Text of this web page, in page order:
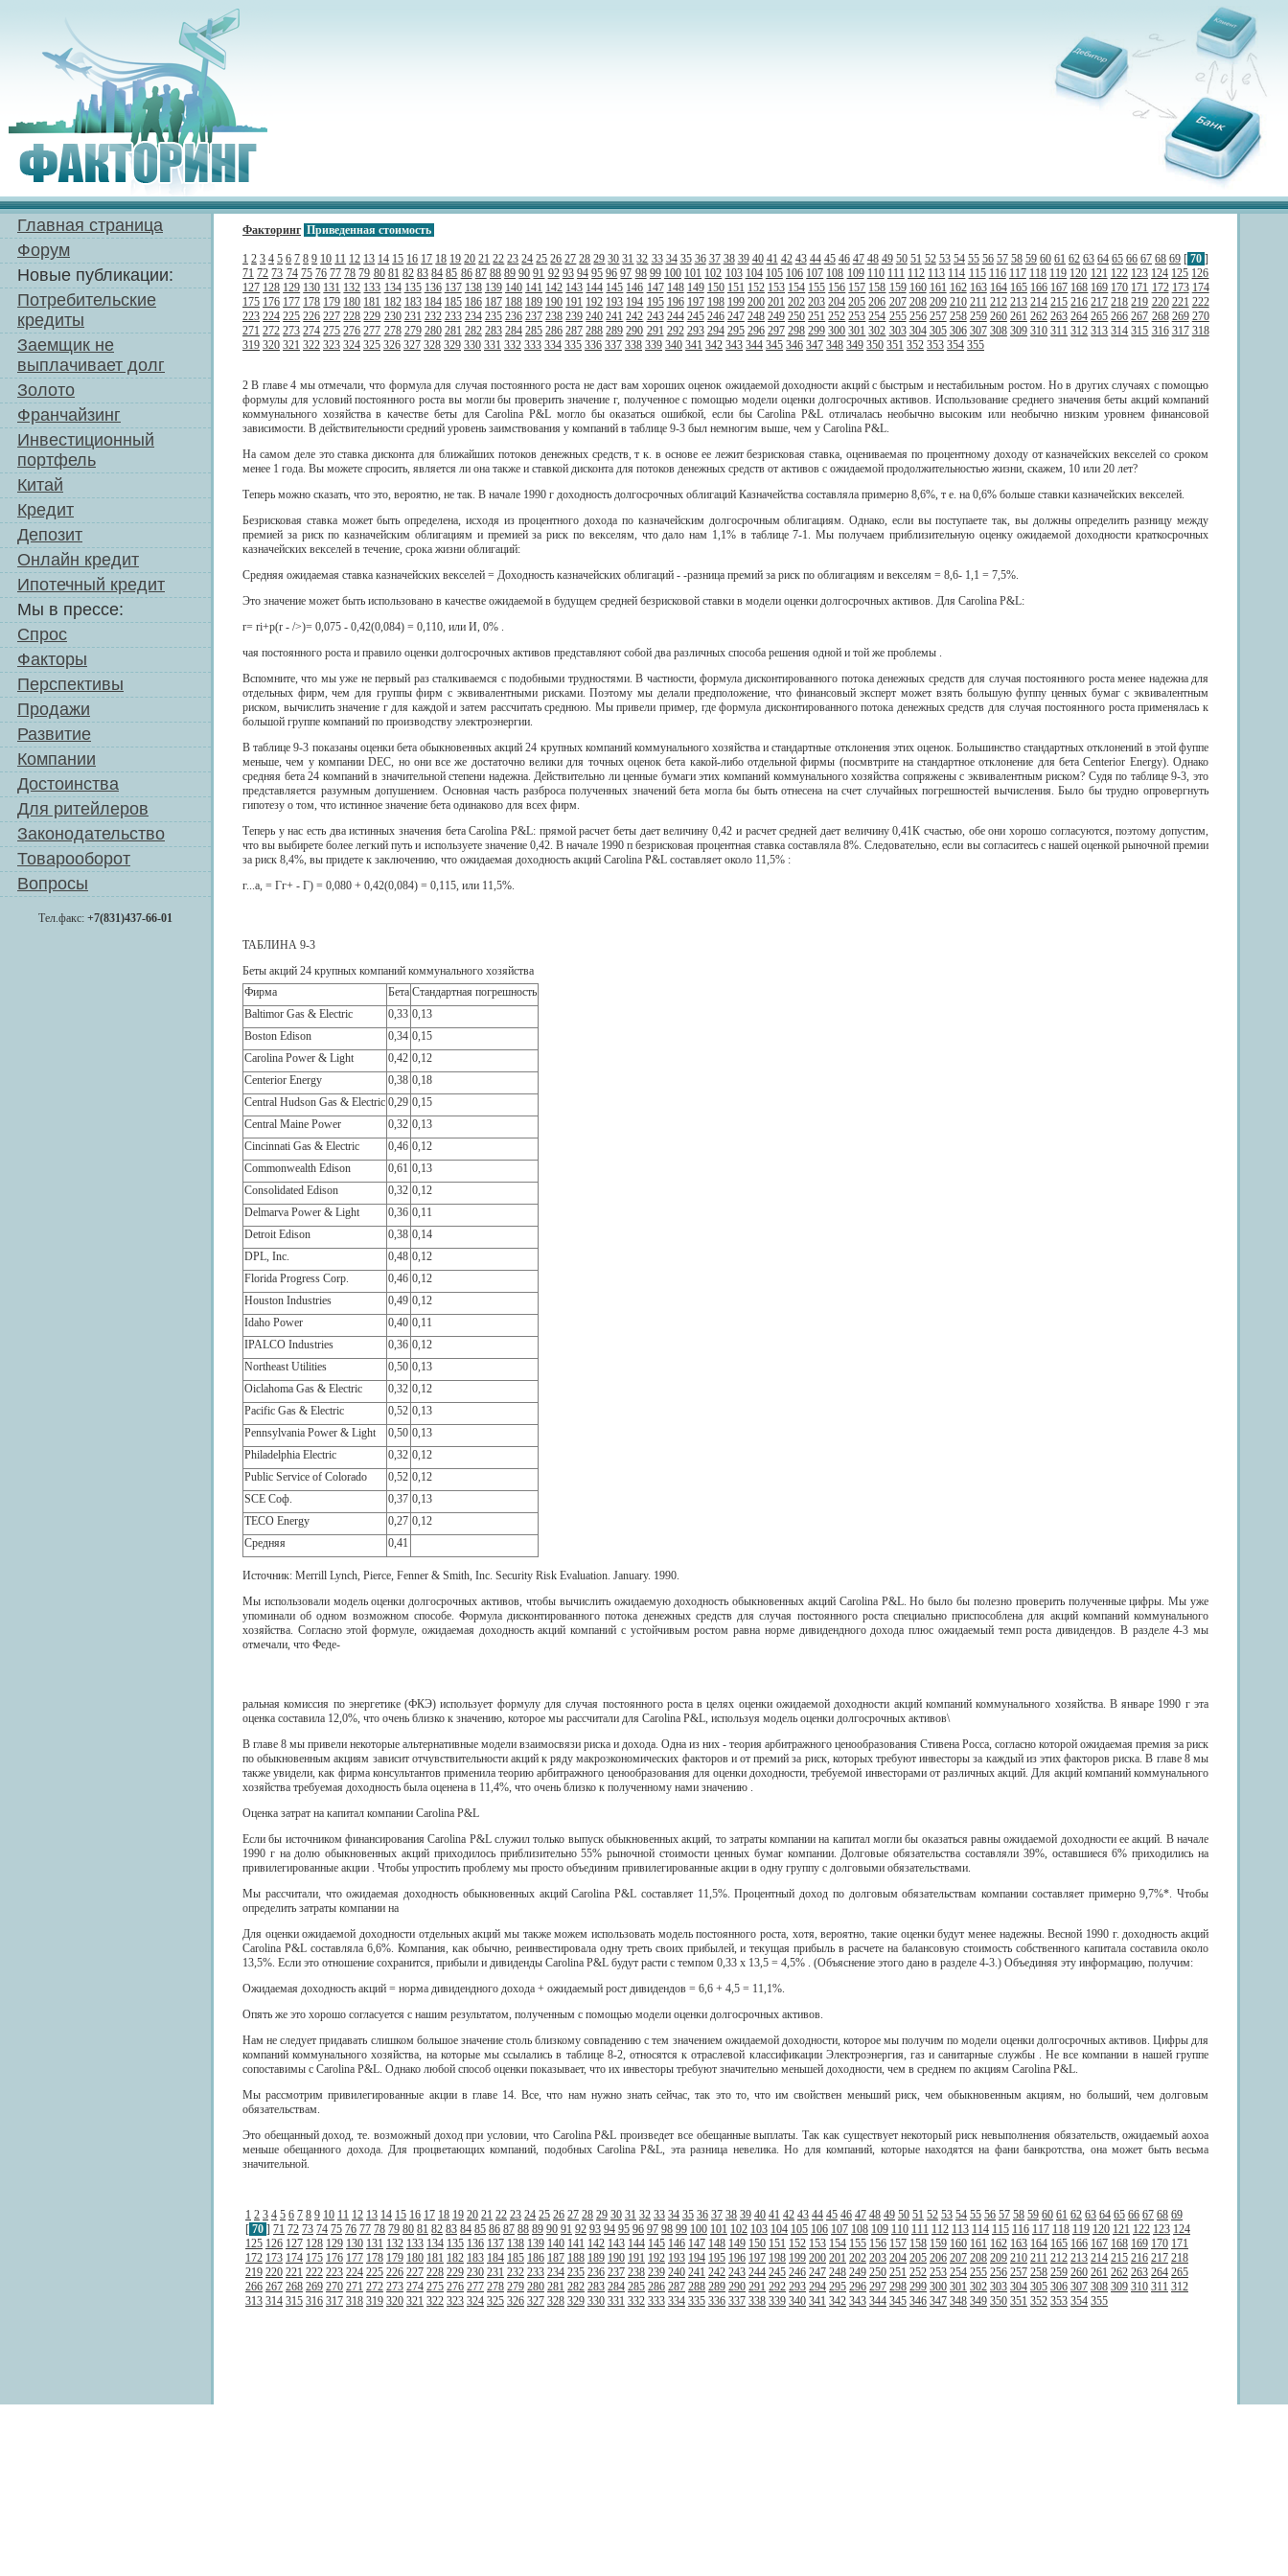
Главная страница
Форум
Новые публикации:
Потребительские
кредиты
Заемщик не
выплачивает долг
Золото
Франчайзинг
Инвестиционный
портфель
Китай
Кредит
Депозит
Онлайн кредит
Ипотечный кредит
Мы в прессе:
Спрос
Факторы
Перспективы
Продажи
Развитие
Компании
Достоинства
Для ритейлеров
Законодательство
Товарооборот
Вопросы
Тел.факс: +7(831)437-66-01
Факторинг Приведенная стоимость
1 2 3 4 5 6 7 8 9 10 11 12 13 14 15 16 17 18 19 20 21 22 23 24 25 26 27 28 29 30 31 32 33 34 35 36 37 38 39 40 41 42 43 44 45 46 47 48 49 50 51 52 53 54 55 56 57 58 59 60 61 62 63 64 65 66 67 68 69 [ 70 ]
71 72 73 74 75 76 77 78 79 80 81 82 83 84 85 86 87 88 89 90 91 92 93 94 95 96 97 98 99 100 101 102 103 104 105 106 107 108 109 110 111 112 113 114 115 116 117 118 119 120 121 122 123 124 125 126
127 128 129 130 131 132 133 134 135 136 137 138 139 140 141 142 143 144 145 146 147 148 149 150 151 152 153 154 155 156 157 158 159 160 161 162 163 164 165 166 167 168 169 170 171 172 173 174
175 176 177 178 179 180 181 182 183 184 185 186 187 188 189 190 191 192 193 194 195 196 197 198 199 200 201 202 203 204 205 206 207 208 209 210 211 212 213 214 215 216 217 218 219 220 221 222
223 224 225 226 227 228 229 230 231 232 233 234 235 236 237 238 239 240 241 242 243 244 245 246 247 248 249 250 251 252 253 254 255 256 257 258 259 260 261 262 263 264 265 266 267 268 269 270
271 272 273 274 275 276 277 278 279 280 281 282 283 284 285 286 287 288 289 290 291 292 293 294 295 296 297 298 299 300 301 302 303 304 305 306 307 308 309 310 311 312 313 314 315 316 317 318
319 320 321 322 323 324 325 326 327 328 329 330 331 332 333 334 335 336 337 338 339 340 341 342 343 344 345 346 347 348 349 350 351 352 353 354 355
2 В главе 4 мы отмечали, что формула для случая постоянного роста не даст вам хороших оценок ожидаемой доходности акций с быстрым и нестабильным ростом. Но в других случаях с помощью
формулы для условий постоянного роста вы могли бы проверить значение г, полученное с помощью модели оценки долгосрочных активов. Использование среднего значения беты акций компаний
коммунального хозяйства в качестве беты для Carolina P&L могло бы оказаться ошибкой, если бы Carolina P&L отличалась необычно высоким или необычно низким уровнем финансовой
зависимости. В действительности средний уровень заимствования у компаний в таблице 9-3 был немногим выше, чем у Carolina P&L.
На самом деле это ставка дисконта для ближайших потоков денежных средств, т к. в основе ее лежит безрисковая ставка, оцениваемая по процентному доходу от казначейских векселей со сроком
менее 1 года. Вы можете спросить, является ли она также и ставкой дисконта для потоков денежных средств от активов с ожидаемой продолжительностью жизни, скажем, 10 или 20 лет?
Теперь можно сказать, что это, вероятно, не так. В начале 1990 г доходность долгосрочных облигаций Казначейства составляла примерно 8,6%, т е. на 0,6% больше ставки казначейских векселей.
Безрисковая ставка может быть определена, исходя из процентного дохода по казначейским долгосрочным облигациям. Однако, если вы поступаете так, вы должны определить разницу между
премией за риск по казначейским облигациям и премией за риск по векселям, что дало нам 1,1% в таблице 7-1. Мы получаем приблизительную оценку ожидаемой доходности краткосрочных
казначейских векселей в течение, срока жизни облигаций:
Средняя ожидаемая ставка казначейских векселей = Доходность казначейских облигаций - -разница премий за риск по облигациям и векселям = 8,6- 1,1 = 7,5%.
Это значение может быть использовано в качестве ожидаемой в будущем средней безрисковой ставки в модели оценки долгосрочных активов. Для Carolina P&L:
r= ri+p(r - />)= 0,075 - 0,42(0,084) = 0,110, или И, 0% .
чая постоянного роста и правило оценки долгосрочных активов представляют собой два различных способа решения одной и той же проблемы .
Вспомните, что мы уже не первый раз сталкиваемся с подобными трудностями. В частности, формула дисконтированного потока денежных средств для случая постоянного роста менее надежна для
отдельных фирм, чем для группы фирм с эквивалентными рисками. Поэтому мы делали предположение, что финансовый эксперт может взять большую фуппу ценных бумаг с эквивалентным
риском, вычислить значение г для каждой и затем рассчитать среднюю. Мы привели пример, где формула дисконтированного потока денежных средств для случая постоянного роста применялась к
большой группе компаний по производству электроэнергии.
В таблице 9-3 показаны оценки бета обыкновенных акций 24 крупных компаний коммунального хозяйства и стандартные отклонения этих оценок. Большинство стандартных отклонений в этой фуппе
меньше, чем у компании DEC, но они все же достаточно велики для точных оценок бета какой-либо отдельной фирмы (посмвтрите на стандартное отклонение для бета Centerior Energy). Однако
средняя бета 24 компаний в значительной степени надежна. Действительно ли ценные бумаги этих компаний коммунального хозяйства сопряжены с эквивалентным риском? Судя по таблице 9-3, это
представляется разумным допушением. Основная часть разброса полученных значений бета могла бы быть отнесена на счет случайных погрешностей вычисления. Было бы трудно опровергнуть
гипотезу о том, что истинное значение бета одинаково для всех фирм.
Теперь у нас есть два истинных значения бета Carolina P&L: прямой расчет беты дает величину 0,42 и расчет средней дает величину 0,41К счастью, обе они хорошо согласуются, поэтому допустим,
что вы выбирете более легкий путь и используете значение 0,42. В начале 1990 п безрисковая процентная ставка составляла 8%. Следовательно, если вы согласитесь с нашей оценкой рыночной премии
за риск 8,4%, вы придете к заключению, что ожидаемая доходность акций Carolina P&L составляет около 11,5% :
г...а, = Гг+ - Г) = 0,080 + 0,42(0,084) = 0,115, или 11,5%.
ТАБЛИНА 9-3
Беты акций 24 крупных компаний коммунального хозяйства
Фирма
Бета Стандартная погрешность
Baltimor Gas & Electric
0,33 0,13
Boston Edison
0,34 0,15
Carolina Power & Light
0,42 0,12
Centerior Energy
0,38 0,18
Central Hudson Gas & Electric 0,29 0,15
Central Maine Power
0,32 0,13
Cincinnati Gas & Electric
0,46 0,12
Commonwealth Edison
0,61 0,13
Consolidated Edison
0,32 0,12
Delmarva Power & Light
0,36 0,11
Detroit Edison
0,38 0,14
DPL, Inc.
0,48 0,12
Florida Progress Corp.
0,46 0,12
Houston Industries
0,49 0,12
Idaho Power
0,40 0,11
IPALCO Industries
0,36 0,12
Northeast Utilities
0,50 0,13
Oiclahoma Gas & Electric
0,32 0,12
Pacific Gas & Electric
0,52 0,13
Pennsylvania Power & Light
0,50 0,13
Philadelphia Electric
0,32 0,12
Public Service of Colorado
0,52 0,12
SCE Соф.
0,37 0,13
TECO Energy
0,27 0,12
Средняя
0,41
Источник: Merrill Lynch, Pierce, Fenner & Smith, Inc. Security Risk Evaluation. January. 1990.
Мы использовали модель оценки долгосрочных активов, чтобы вычислить ожидаемую доходность обыкновенных акций Carolina P&L. Но было бы полезно проверить полученные цифры. Мы уже
упоминали об одном возможном способе. Формула дисконтированного потока денежных средств для случая постоянного роста специально приспособлена для акций компаний коммунального
хозяйства. Согласно этой формуле, ожидаемая доходность акций компаний с устойчивым ростом равна норме дивидендного дохода плюс ожидаемый темп роста дивидендов. В разделе 4-3 мы
отмечали, что Феде-
ральная комиссия по энергетике (ФКЭ) использует формулу для случая постоянного роста в целях оценки ожидаемой доходности акций компаний коммунального хозяйства. В январе 1990 г эта
оценка составила 12,0%, что очень близко к значению, которое мы рассчитали для Carolina P&L, используя модель оценки долгосрочных активов\
В главе 8 мы привели некоторые альтернативные модели взаимосвязи риска и дохода. Одна из них - теория арбитражного ценообразования Стивена Росса, согласно которой ожидаемая премия за риск
по обыкновенным акциям зависит отчувствительности акций к ряду макроэкономических факторов и от премий за риск, которых требуют инвесторы за каждый из этих факторов риска. В главе 8 мы
также увидели, как фирма консультантов применила теорию арбитражного ценообразования для оценки доходности, требуемой инвесторами от различных акций. Для акций компаний коммунального
хозяйства требуемая доходность была оценена в 11,4%, что очень близко к полученному нами значению .
Оценка затрат на капитал компании Carolina P&L
Если бы источником финансирования Carolina P&L служил только выпуск обыкновенных акций, то затраты компании на капитал могли бы оказаться равны ожидаемой доходности ее акций. В начале
1990 г на долю обыкновенных акций приходилось приблизительно 55% рыночной стоимости ценных бумаг компании. Долговые обязательства составляли 39%, оставшиеся 6% приходились на
привилегированные акции . Чтобы упростить проблему мы просто объединим привилегированные акции в одну группу с долговыми обязательствами.
Мы рассчитали, что ожидаемая доходность обыкновенных акций Carolina P&L составляет 11,5%. Процентный доход по долговым обязательствам компании составляет примерно 9,7%*. Чтобы
определить затраты компании на
Для оценки ожидаемой доходности отдельных акций мы также можем использовать модель постоянного роста, хотя, вероятно, такие оценки будут менее надежны. Весной 1990 г. доходность акций
Carolina P&L составляла 6,6%. Компания, как обычно, реинвестировала одну треть своих прибылей, и текущая прибыль в расчете на балансовую стоимость собственного капитала составила около
13,5%. Если это отношение сохранится, прибыли и дивиденды Carolina P&L будут расти с темпом 0,33 х 13,5 = 4,5% . (Объяснение этого дано в разделе 4-3.) Объединяя эту информацию, получим:
Ожидаемая доходность акций = норма дивидендного дохода + ожидаемый рост дивидендов = 6,6 + 4,5 = 11,1%.
Опять же это хорошо согласуется с нашим результатом, полученным с помощью модели оценки долгосрочных активов.
Нам не следует придавать слишком большое значение столь близкому совпадению с тем значением ожидаемой доходности, которое мы получим по модели оценки долгосрочных активов. Цифры для
компаний коммунального хозяйства, на которые мы ссылались в таблице 8-2, относятся к отраслевой классификации Электроэнергия, газ и санитарные службы . Не все компании в нашей группе
сопоставимы с Carolina P&L. Однако любой способ оценки показывает, что их инвесторы требуют значительно меньшей доходности, чем в среднем по акциям Carolina P&L.
Мы рассмотрим привилегированные акции в главе 14. Все, что нам нужно знать сейчас, так это то, что им свойствен меньший риск, чем обыкновенным акциям, но больший, чем долговым
обязательствам.
Это обещанный доход, те. возможный доход при условии, что Carolina P&L произведет все обещанные выплаты. Так как существует некоторый риск невыполнения обязательств, ожидаемый аохоа
меньше обещанного дохода. Для процветающих компаний, подобных Carolina P&L, эта разница невелика. Но для компаний, которые находятся на фани банкротства, она может быть весьма
значительной.
1 2 3 4 5 6 7 8 9 10 11 12 13 14 15 16 17 18 19 20 21 22 23 24 25 26 27 28 29 30 31 32 33 34 35 36 37 38 39 40 41 42 43 44 45 46 47 48 49 50 51 52 53 54 55 56 57 58 59 60 61 62 63 64 65 66 67 68 69
[ 70 ] 71 72 73 74 75 76 77 78 79 80 81 82 83 84 85 86 87 88 89 90 91 92 93 94 95 96 97 98 99 100 101 102 103 104 105 106 107 108 109 110 111 112 113 114 115 116 117 118 119 120 121 122 123 124
125 126 127 128 129 130 131 132 133 134 135 136 137 138 139 140 141 142 143 144 145 146 147 148 149 150 151 152 153 154 155 156 157 158 159 160 161 162 163 164 165 166 167 168 169 170 171
172 173 174 175 176 177 178 179 180 181 182 183 184 185 186 187 188 189 190 191 192 193 194 195 196 197 198 199 200 201 202 203 204 205 206 207 208 209 210 211 212 213 214 215 216 217 218
219 220 221 222 223 224 225 226 227 228 229 230 231 232 233 234 235 236 237 238 239 240 241 242 243 244 245 246 247 248 249 250 251 252 253 254 255 256 257 258 259 260 261 262 263 264 265
266 267 268 269 270 271 272 273 274 275 276 277 278 279 280 281 282 283 284 285 286 287 288 289 290 291 292 293 294 295 296 297 298 299 300 301 302 303 304 305 306 307 308 309 310 311 312
313 314 315 316 317 318 319 320 321 322 323 324 325 326 327 328 329 330 331 332 333 334 335 336 337 338 339 340 341 342 343 344 345 346 347 348 349 350 351 352 353 354 355